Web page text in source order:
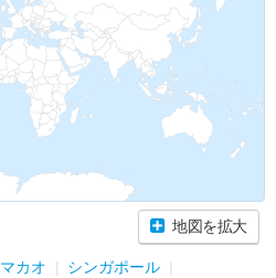
地図を拡大
マカオ
シンガポール